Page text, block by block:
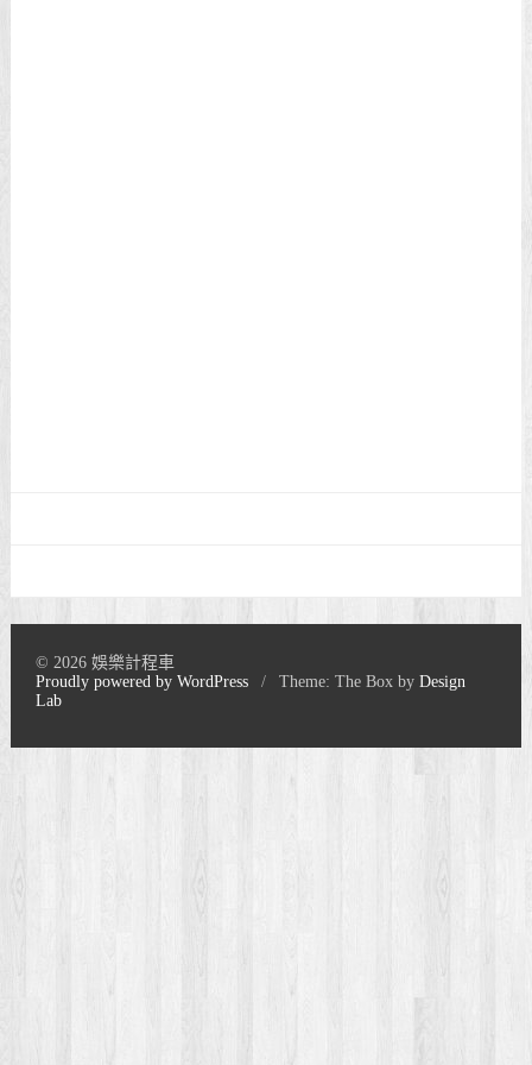
© 2026 娛樂計程車
Proudly powered by WordPress
/ Theme: The Box byDesign
Lab